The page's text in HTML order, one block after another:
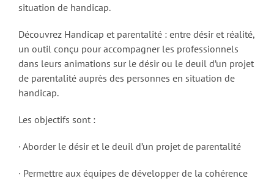
situation de handicap.
Découvrez Handicap et parentalité : entre désir et réalité,
un outil conçu pour accompagner les professionnels
dans leurs animations sur le désir ou le deuil d’un projet
de parentalité auprès des personnes en situation de
handicap.
Les objectifs sont :
· Aborder le désir et le deuil d’un projet de parentalité
· Permettre aux équipes de développer de la cohérence